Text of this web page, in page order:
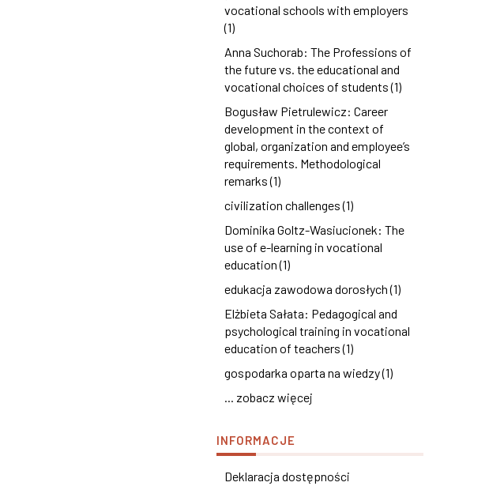
vocational schools with employers
(1)
Anna Suchorab: The Professions of
the future vs. the educational and
vocational choices of students (1)
Bogusław Pietrulewicz: Career
development in the context of
global, organization and employee’s
requirements. Methodological
remarks (1)
civilization challenges (1)
Dominika Goltz-Wasiucionek: The
use of e-learning in vocational
education (1)
edukacja zawodowa dorosłych (1)
Elżbieta Sałata: Pedagogical and
psychological training in vocational
education of teachers (1)
gospodarka oparta na wiedzy (1)
... zobacz więcej
INFORMACJE
Deklaracja dostępności